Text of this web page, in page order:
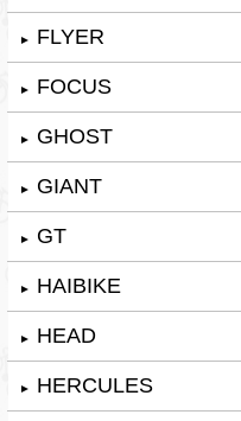
► FLYER
► FOCUS
► GHOST
► GIANT
► GT
► HAIBIKE
► HEAD
► HERCULES